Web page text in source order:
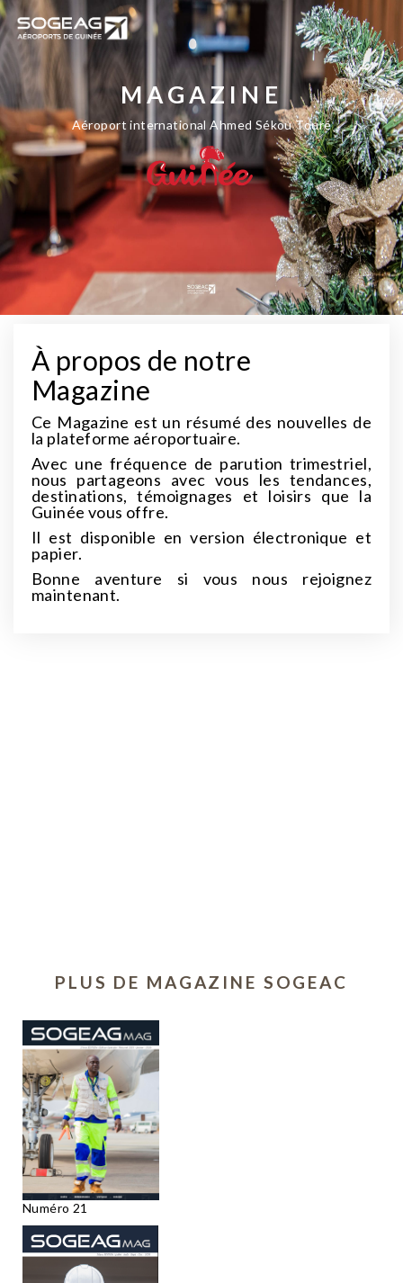
MAGAZINE
Aéroport international Ahmed Sékou Touré
À propos de notre
Magazine
Ce Magazine est un résumé des nouvelles de
la plateforme aéroportuaire.
Avec une fréquence de parution trimestriel,
nous partageons avec vous les tendances,
destinations, témoignages et loisirs que la
Guinée vous offre.
Il est disponible en version électronique et
papier.
Bonne aventure si vous nous rejoignez
maintenant.
PLUS DE MAGAZINE SOGEAC
Numéro 21